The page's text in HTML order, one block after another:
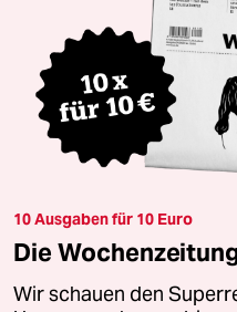
10 Ausgaben für 10 Euro
Die
Wir schauen den